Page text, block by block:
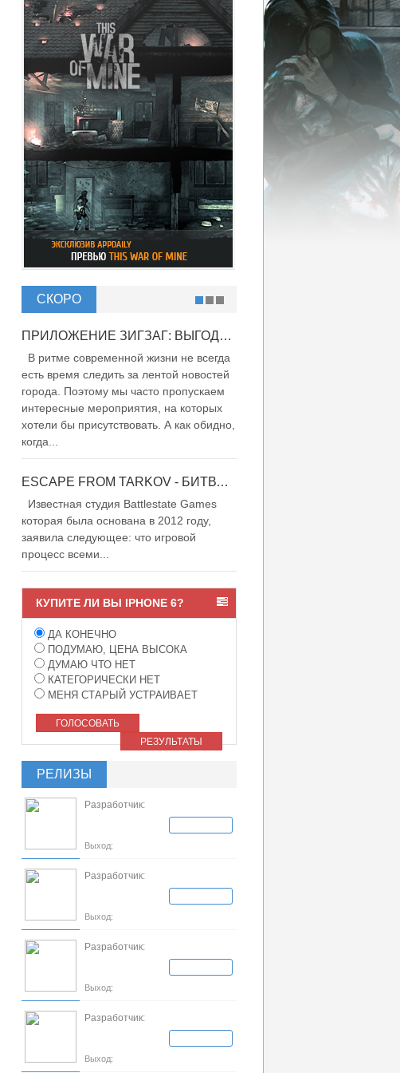
СКОРО
ПРИЛОЖЕНИЕ ЗИГЗАГ: ВЫГОДНО ВДВОЙНЕ!
В ритме современной жизни не всегда
есть время следить за лентой новостей
города. Поэтому мы часто пропускаем
интересные мероприятия, на которых
хотели бы присутствовать. А как обидно,
когда...
ESCAPE FROM TARKOV - БИТВА ЗА ТАРКОВ
Известная студия Battlestate Games
которая была основана в 2012 году,
заявила следующее: что игровой
процесс всеми...
КУПИТЕ ЛИ ВЫ IPHONE 6?
ДА КОНЕЧНО
ПОДУМАЮ, ЦЕНА ВЫСОКА
ДУМАЮ ЧТО НЕТ
КАТЕГОРИЧЕСКИ НЕТ
МЕНЯ СТАРЫЙ УСТРАИВАЕТ
ГОЛОСОВАТЬ
РЕЗУЛЬТАТЫ
РЕЛИЗЫ
Разработчик:
Выход:
Разработчик:
Выход:
Разработчик:
Выход:
Разработчик:
Выход: